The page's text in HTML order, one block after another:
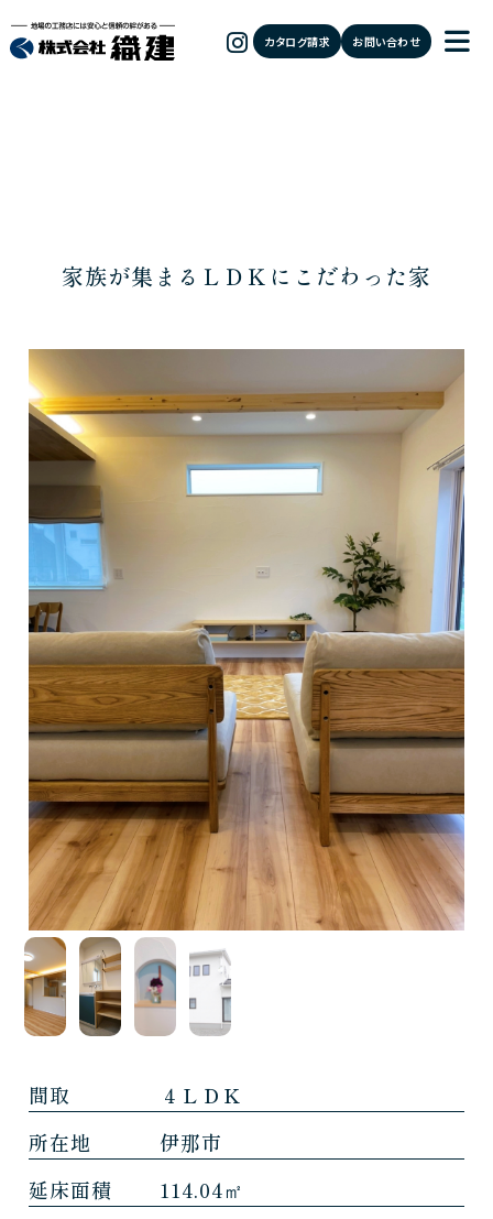
カタログ請求 お問い合わせ
家族が集まるＬＤＫにこだわった家
間取
４ＬＤＫ
所在地
伊那市
延床面積
114.04㎡